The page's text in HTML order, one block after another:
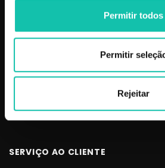
Permitir todos
Permitir
Rejeitar
Mobiliário
Solar
Unhas
SERVIÇO AO CLIENTE